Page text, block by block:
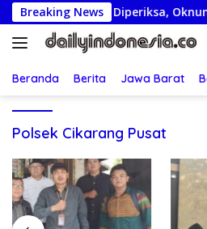
Langsung
ke
konten
Breaking News
Juta Diperiksa, Oknum G
Beranda Berita Jawa Barat
Polsek Cikarang Pusat